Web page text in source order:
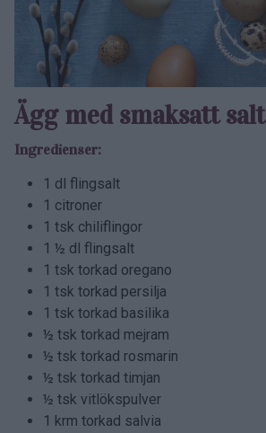
Ägg med smaksatt salt
Ingredienser:
1 dl flingsalt
1 citroner
1 tsk chiliflingor
1 ½ dl flingsalt
1 tsk torkad oregano
1 tsk torkad persilja
1 tsk torkad basilika
½ tsk torkad mejram
½ tsk torkad rosmarin
½ tsk torkad timjan
½ tsk vitlökspulver
1 krm torkad salvia